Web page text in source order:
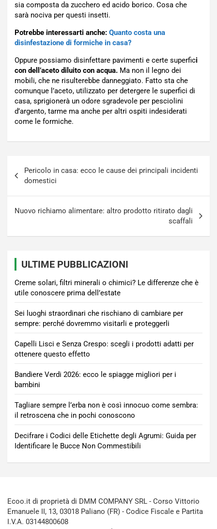
sia composta da zucchero ed acido borico. Cosa che
sarà nociva per questi insetti.
Potrebbe interessarti anche: Quanto costa una
disinfestazione di formiche in casa?
Oppure possiamo disinfettare pavimenti e certe superfici
con dell’aceto diluito con acqua. Ma non il legno dei
mobili, che ne risulterebbe danneggiato. Fatto sta che
comunque l’aceto, utilizzato per detergere le superfici di
casa, sprigionerà un odore sgradevole per pesciolini
d’argento, tarme ma anche per altri ospiti indesiderati
come le formiche.
articoli
Pericolo in casa: ecco le cause dei principali incidenti
domestici
Nuovo richiamo alimentare: altro prodotto ritirato dagli
scaffali
ULTIME PUBBLICAZIONI
Creme solari, filtri minerali o chimici? Le differenze che è
utile conoscere prima dell’estate
Sei luoghi straordinari che rischiano di cambiare per
sempre: perché dovremmo visitarli e proteggerli
Capelli Lisci e Senza Crespo: scegli i prodotti adatti per
ottenere questo effetto
Bandiere Verdi 2026: ecco le spiagge migliori per i
bambini
Tagliare sempre l’erba non è così innocuo come sembra:
il retroscena che in pochi conoscono
Decifrare i Codici delle Etichette degli Agrumi: Guida per
Identificare le Bucce Non Commestibili
Ecoo.it di proprietà di DMM COMPANY SRL - Corso Vittorio
Emanuele II, 13, 03018 Paliano (FR) - Codice Fiscale e Partita
I.V.A. 03144800608